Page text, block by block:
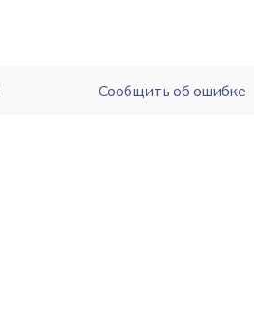
Сообщить об ошибке